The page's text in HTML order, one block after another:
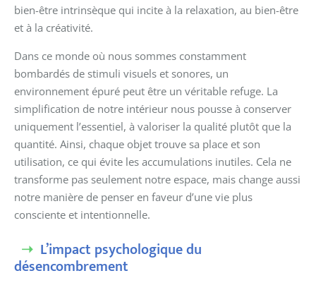
bien-être intrinsèque qui incite à la relaxation, au bien-être
et à la créativité.
Dans ce monde où nous sommes constamment
bombardés de stimuli visuels et sonores, un
environnement épuré peut être un véritable refuge. La
simplification de notre intérieur nous pousse à conserver
uniquement l’essentiel, à valoriser la qualité plutôt que la
quantité. Ainsi, chaque objet trouve sa place et son
utilisation, ce qui évite les accumulations inutiles. Cela ne
transforme pas seulement notre espace, mais change aussi
notre manière de penser en faveur d’une vie plus
consciente et intentionnelle.
L’impact psychologique du
désencombrement